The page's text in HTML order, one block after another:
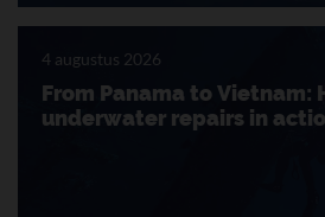
4 augustus 2026
From Panama to Vietnam:
underwater repairs in